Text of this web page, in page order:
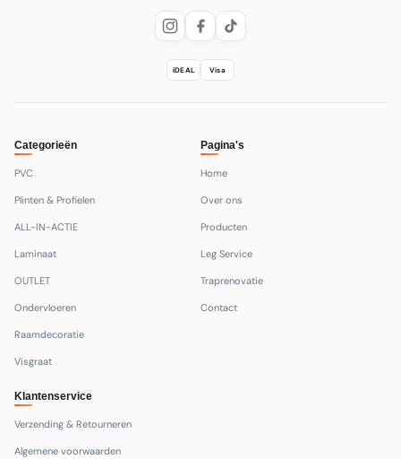
iDEAL Visa
Categorieën
PVC
Plinten & Profielen
ALL-IN-ACTIE
Laminaat
OUTLET
Ondervloeren
Raamdecoratie
Visgraat
Pagina's
Home
Over ons
Producten
Leg Service
Traprenovatie
Contact
Klantenservice
Verzending & Retourneren
Algemene voorwaarden